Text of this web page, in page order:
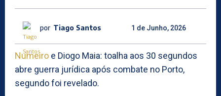
por Tiago Santos 1 de Junho, 2026
Numeiro e Diogo Maia: toalha aos 30 segundos
abre guerra jurídica após combate no Porto,
segundo foi revelado.